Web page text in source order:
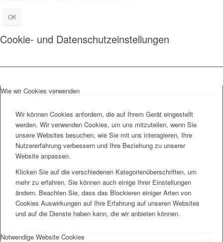
OK
Cookie- und Datenschutzeinstellungen
Wie wir Cookies verwenden
Wir können Cookies anfordern, die auf Ihrem Gerät eingestellt
werden. Wir verwenden Cookies, um uns mitzuteilen, wenn Sie
unsere Websites besuchen, wie Sie mit uns interagieren, Ihre
Nutzererfahrung verbessern und Ihre Beziehung zu unserer
Website anpassen.
Klicken Sie auf die verschiedenen Kategorienüberschriften, um
mehr zu erfahren. Sie können auch einige Ihrer Einstellungen
ändern. Beachten Sie, dass das Blockieren einiger Arten von
Cookies Auswirkungen auf Ihre Erfahrung auf unseren Websites
und auf die Dienste haben kann, die wir anbieten können.
Notwendige Website Cookies